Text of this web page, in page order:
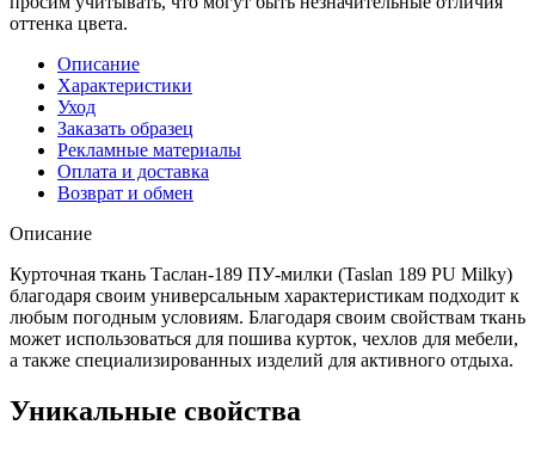
оттенка цвета.
Описание
Характеристики
Уход
Заказать образец
Рекламные материалы
Оплата и доставка
Возврат и обмен
Описание
Курточная ткань Таслан-189 ПУ-милки (Taslan 189 PU Milky)
благодаря своим универсальным характеристикам подходит к
любым погодным условиям. Благодаря своим свойствам ткань
может использоваться для пошива курток, чехлов для мебели,
а также специализированных изделий для активного отдыха.
Уникальные свойства